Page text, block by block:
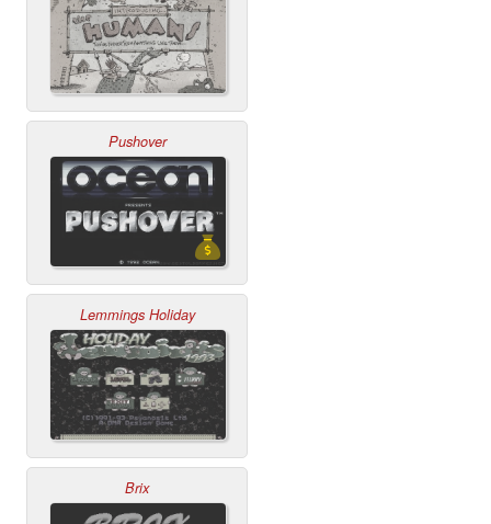
Pushover
Lemmings Holiday
Brix